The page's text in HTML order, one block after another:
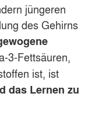
jüngeren
des Gehirns
3-Fettsäuren,
ist, ist
das Lernen zu